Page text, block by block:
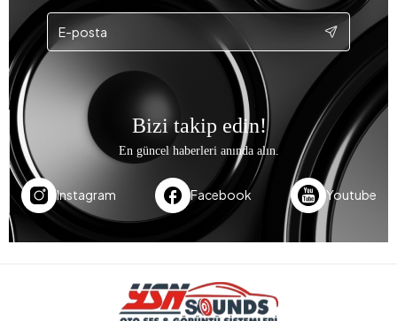
Bizi takip edin!
En güncel haberleri anında alın.
Instagram Facebook Youtube